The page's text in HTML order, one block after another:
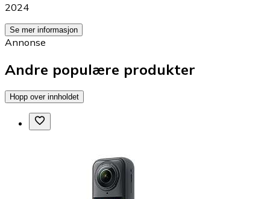
2024
Se mer informasjon
Annonse
Andre populære produkter
Hopp over innholdet